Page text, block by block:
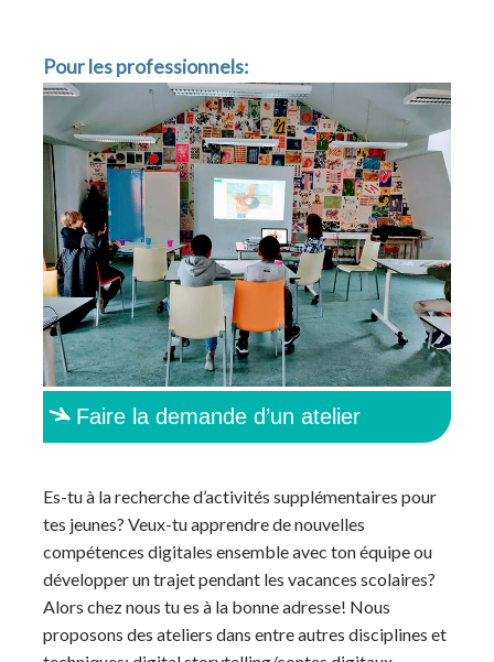
Pour les professionnels:
Faire la demande d’un atelier
Es-tu à la recherche d’activités supplémentaires pour
tes jeunes? Veux-tu apprendre de nouvelles
compétences digitales ensemble avec ton équipe ou
développer un trajet pendant les vacances scolaires?
Alors chez nous tu es à la bonne adresse! Nous
proposons des ateliers dans entre autres disciplines et